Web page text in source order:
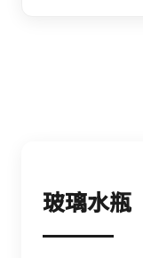
玻璃水瓶